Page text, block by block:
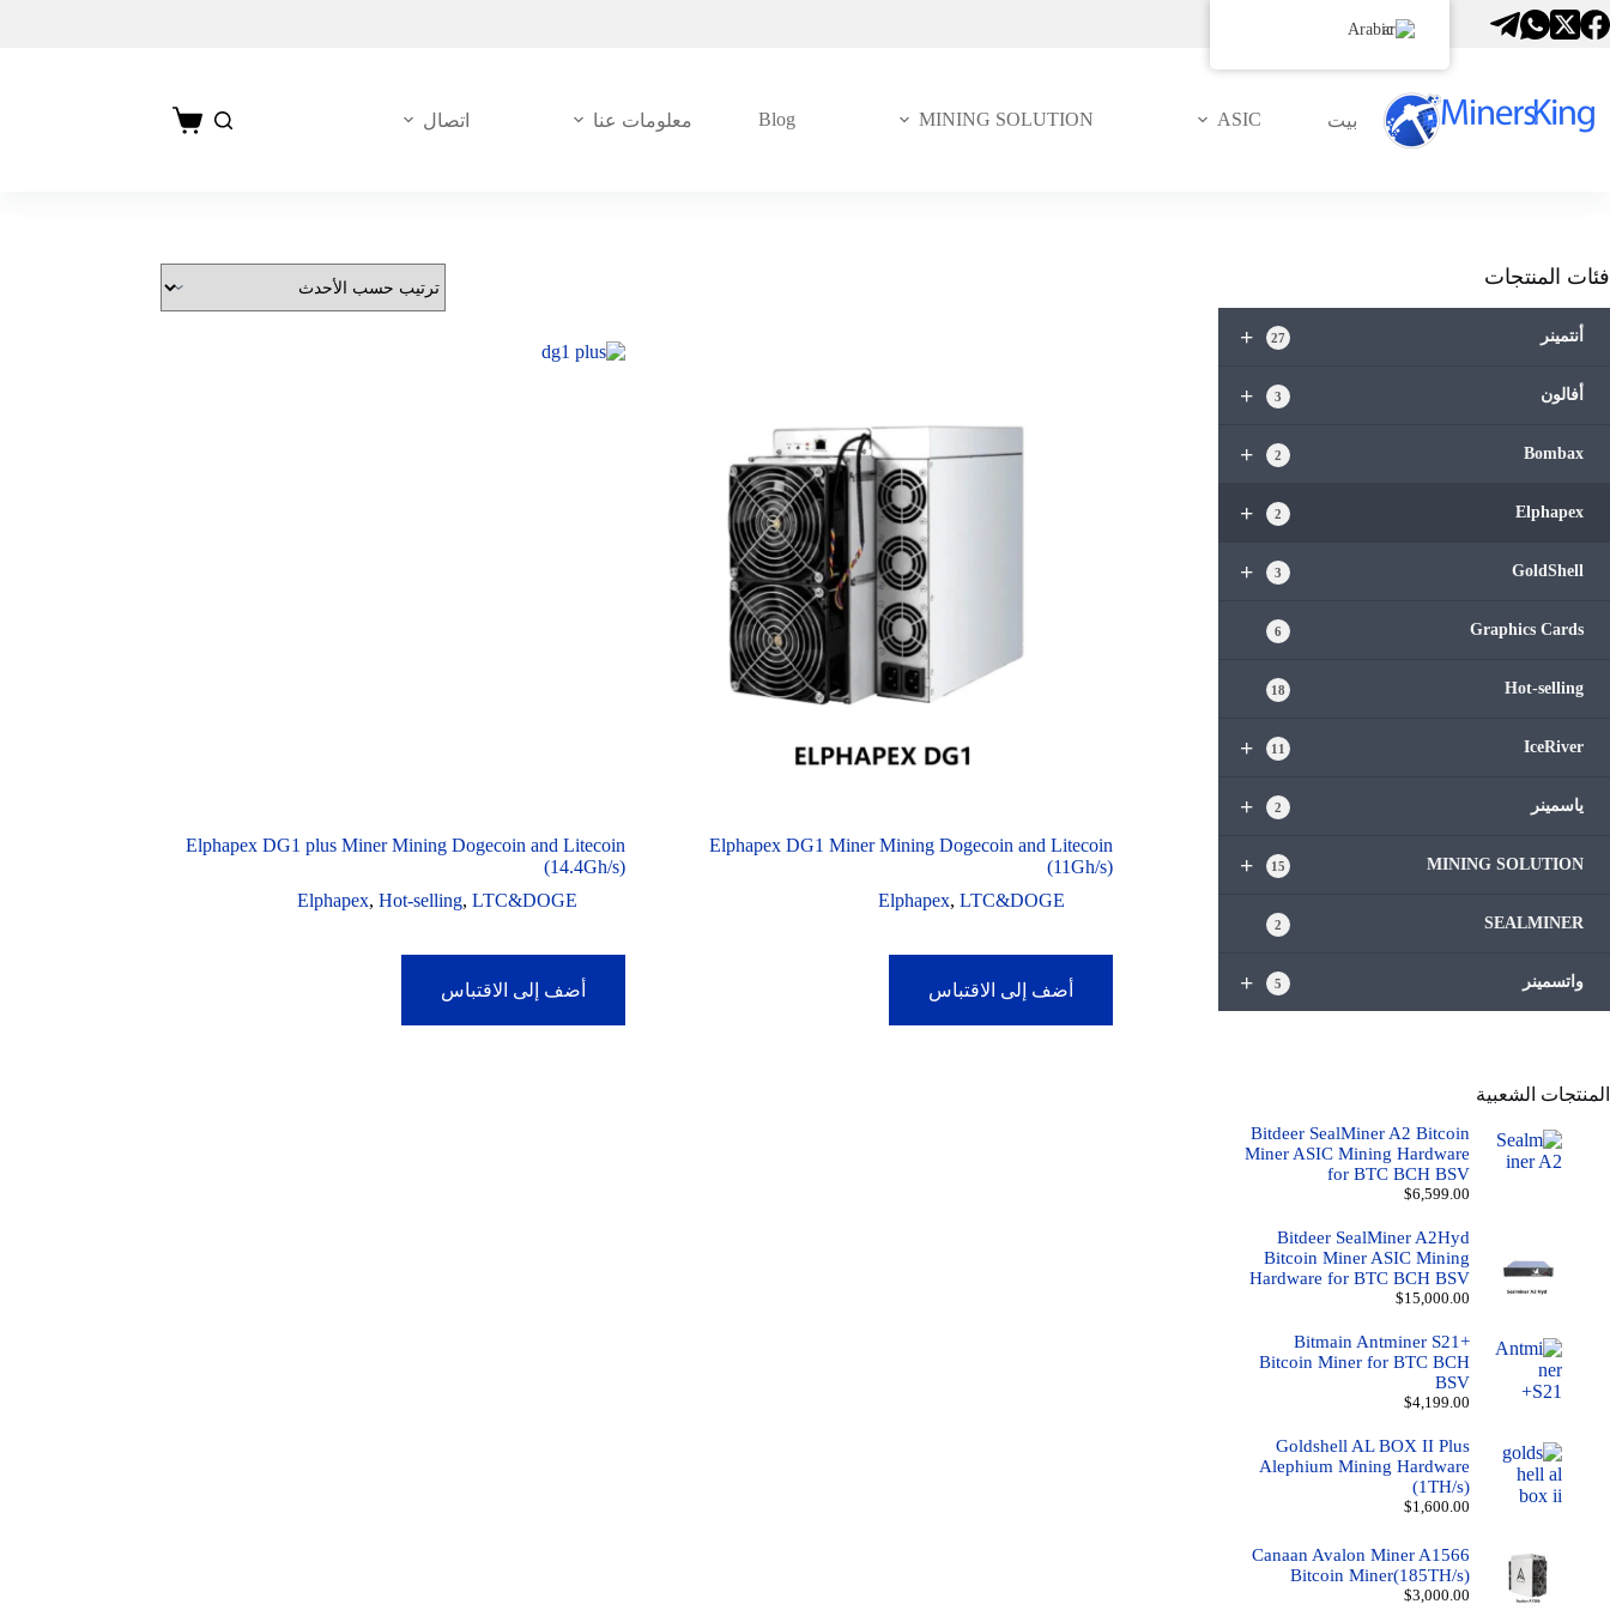
التجاوز
إلى
بيت ASIC
MINING SOLUTION
Blog معلومات عنا اتصال
عربة
Elphapex DG1 Miner Mining Dogecoin and Litecoin
(11Gh/s)
Elphapex,LTC&DOGE
أضف إلى الاقتباس
Elphapex DG1 plus Miner Mining Dogecoin and Litecoin
(14.4Gh/s)
Elphapex, Hot-selling, LTC&DOGE
أضف إلى الاقتباس
فئات المنتجات
+ أنتمينر 27
+ أفالون 3
+ Bombax
2
+ Elphapex
2
+ GoldShell
3
Graphics Cards
6
Hot-selling
18
+ IceRiver
11
+ ياسمينر 2
+ MINING SOLUTION
15
SEALMINER
2
+ واتسمينر 5
المنتجات الشعبية
Bitdeer SealMiner A2 Bitcoin
Miner ASIC Mining Hardware
for BTC BCH BSV
$6,599.00
Bitdeer SealMiner A2Hyd
Bitcoin Miner ASIC Mining
Hardware for BTC BCH BSV
$15,000.00
Bitmain Antminer S21+
Bitcoin Miner for BTC BCH
BSV
$4,199.00
Goldshell AL BOX II Plus
Alephium Mining Hardware
(1TH/s)
$1,600.00
Canaan Avalon Miner A1566
Bitcoin Miner(185TH/s)
$3,000.00
Arabic